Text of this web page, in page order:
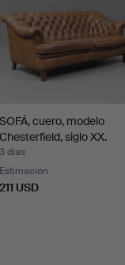
SOFÁ, cuero, modelo
Chesterfield, siglo XX.
3 días
Estimación
211 USD